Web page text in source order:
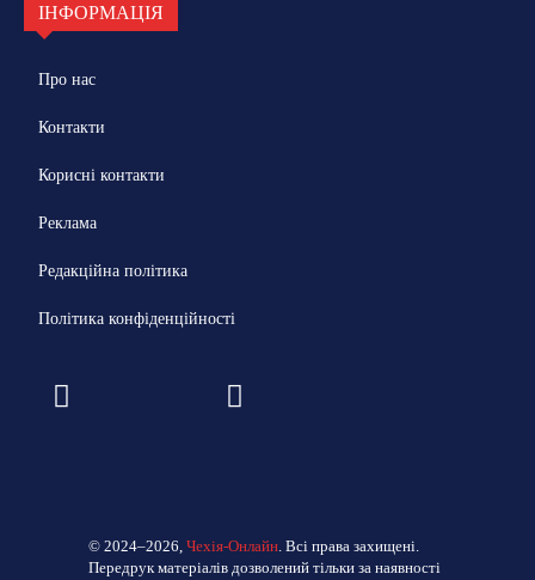
ІНФОРМАЦІЯ
Про нас
Контакти
Корисні контакти
Реклама
Редакційна політика
Політика конфіденційності
© 2024–2026,Чехія-Онлайн. Всі права захищені.
Передрук матеріалів дозволений тільки за наявності